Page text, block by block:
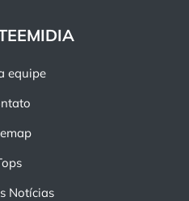
equipe
Notícias